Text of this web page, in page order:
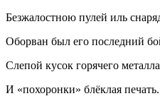
Безжалостною пулей иль
Оборван был его последний
Слепой кусок горячего
И «похоронки» блёклая печать.